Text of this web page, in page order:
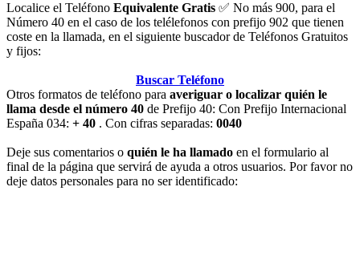
Localice el Teléfono Equivalente Gratis ✅ No más 900, para el
Número 40 en el caso de los telélefonos con prefijo 902 que tienen
coste en la llamada, en el siguiente buscador de Teléfonos Gratuitos
y fijos:
Buscar Teléfono
Otros formatos de teléfono para averiguar o localizar quién le
llama desde el número 40 de Prefijo 40: Con Prefijo Internacional
España 034: + 40 . Con cifras separadas: 0040
Deje sus comentarios o quién le ha llamado en el formulario al
final de la página que servirá de ayuda a otros usuarios. Por favor no
deje datos personales para no ser identificado: